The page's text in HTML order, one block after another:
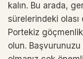
kalın. Bu arada,
sürelerindeki
Portekiz
olun. Başvurunuzu